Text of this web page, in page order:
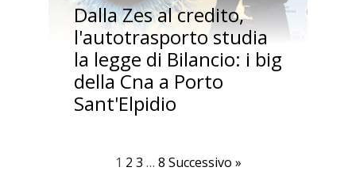
Dalla Zes al credito,
l'autotrasporto studia
la legge di Bilancio: i big
della Cna a Porto
Sant'Elpidio
1 2 3 … 8 Successivo »